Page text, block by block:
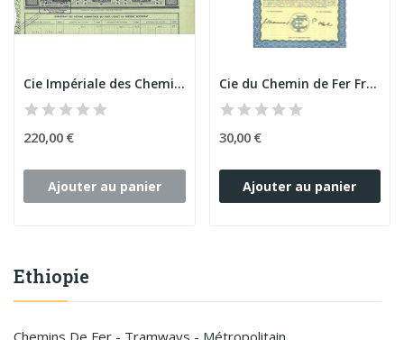
Ethiopie
Chemins De Fer - Tramways - Métropolitain
Cie Impériale des Chemins de Fer Ethiopiens...
220,00 €
Ajouter au panier
Cie du Chemin de Fer Franco-Ethiopien de...
30,00 €
Ajouter au panier